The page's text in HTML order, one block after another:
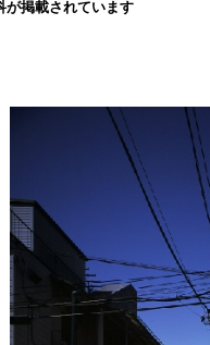
が掲載されています